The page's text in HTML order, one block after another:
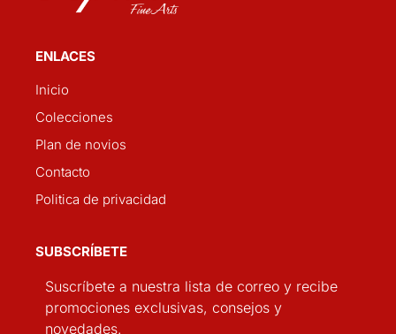
ENLACES
Inicio
Colecciones
Plan de novios
Contacto
Politica de privacidad
SUBSCRÍBETE
Suscríbete a nuestra lista de correo y recibe
promociones exclusivas, consejos y
novedades.